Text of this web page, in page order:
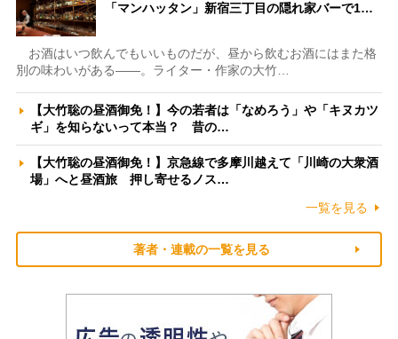
「マンハッタン」新宿三丁目の隠れ家バーで1…
お酒はいつ飲んでもいいものだが、昼から飲むお酒にはまた格
別の味わいがある――。ライター・作家の大竹…
【大竹聡の昼酒御免！】今の若者は「なめろう」や「キヌカツ
ギ」を知らないって本当？ 昔の…
【大竹聡の昼酒御免！】京急線で多摩川越えて「川崎の大衆酒
場」へと昼酒旅 押し寄せるノス…
一覧を見る
著者・連載の一覧を見る